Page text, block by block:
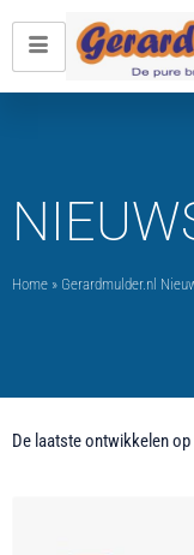
Home » Gerardmulder.nl
De laatste ontwikkelen